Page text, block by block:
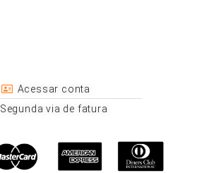
Acessar conta
Segunda via de fatura